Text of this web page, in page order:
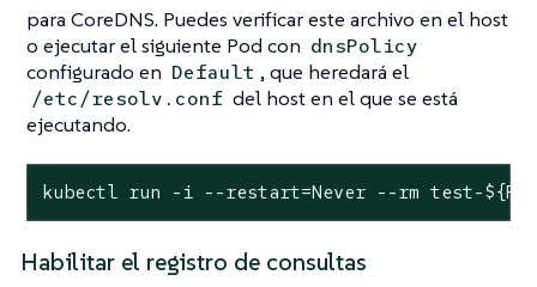
para CoreDNS. Puedes verificar este archivo en el host
o ejecutar el siguiente Pod con dnsPolicy
configurado en Default , que heredará el
/etc/resolv.conf del host en el que se está
ejecutando.
kubectl run -i --restart=Never --rm test-
Habilitar el registro de consultas